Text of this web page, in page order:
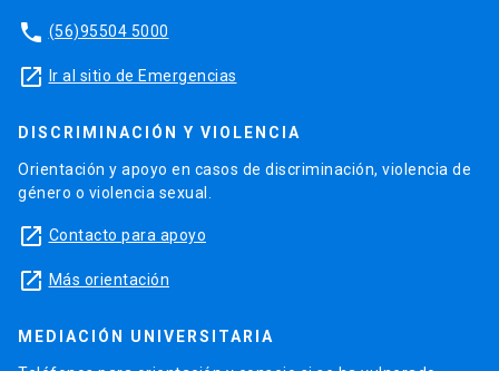
phone (56)95504 5000
launch Ir al sitio de Emergencias
DISCRIMINACIÓN Y VIOLENCIA
Orientación y apoyo en casos de discriminación, violencia de
género o violencia sexual.
launch Contacto para apoyo
launch Más orientación
MEDIACIÓN UNIVERSITARIA